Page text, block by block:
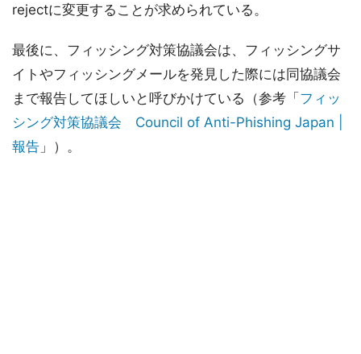
rejectに変更することが求められている。
最後に、フィッシング対策協議会は、フィッシングサ
イトやフィッシングメールを発見した際には同協議会
まで報告してほしいと呼びかけている（参考「フィッ
シング対策協議会 Council of Anti-Phishing Japan |
報告 」）。